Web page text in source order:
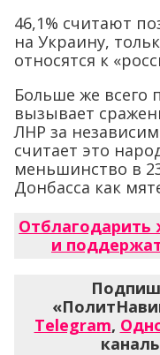
46,1% считают
на Украину,
относятся к
Больше же всего
вызывает
ЛНР за
считает это
меньшинство в
Донбасса как
Отблагодарить
и
Telegram,